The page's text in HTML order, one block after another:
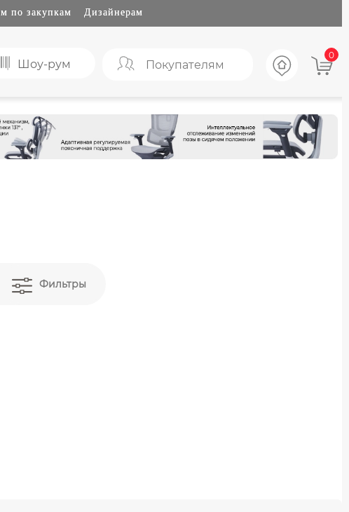
по закупкам Дизайнерам
0
Покупателям
Шоу-рум
Фильтры